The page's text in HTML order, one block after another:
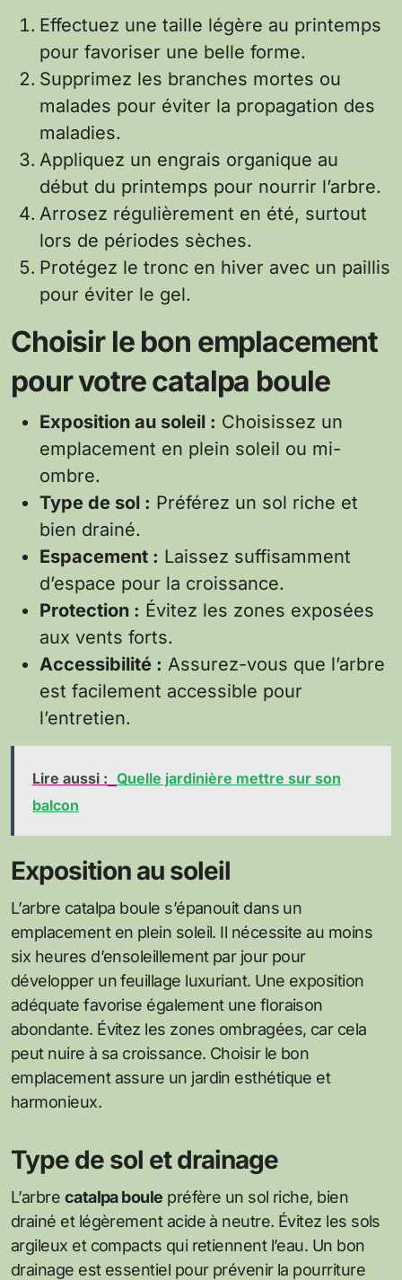
Effectuez une taille légère au printemps
pour favoriser une belle forme.
Supprimez les branches mortes ou
malades pour éviter la propagation des
maladies.
Appliquez un engrais organique au
début du printemps pour nourrir l’arbre.
Arrosez régulièrement en été, surtout
lors de périodes sèches.
Protégez le tronc en hiver avec un paillis
pour éviter le gel.
Choisir le bon emplacement
pour votre catalpa boule
Exposition au soleil : Choisissez un
emplacement en plein soleil ou mi-
ombre.
Type de sol : Préférez un sol riche et
bien drainé.
Espacement : Laissez suffisamment
d’espace pour la croissance.
Protection : Évitez les zones exposées
aux vents forts.
Accessibilité : Assurez-vous que l’arbre
est facilement accessible pour
l’entretien.
Lire aussi : Quelle jardinière mettre sur son
balcon
Exposition au soleil
L’arbre catalpa boule s’épanouit dans un
emplacement en plein soleil. Il nécessite au moins
six heures d’ensoleillement par jour pour
développer un feuillage luxuriant. Une exposition
adéquate favorise également une floraison
abondante. Évitez les zones ombragées, car cela
peut nuire à sa croissance. Choisir le bon
emplacement assure un jardin esthétique et
harmonieux.
Type de sol et drainage
L’arbre catalpa boule préfère un sol riche, bien
drainé et légèrement acide à neutre. Évitez les sols
argileux et compacts qui retiennent l’eau. Un bon
drainage est essentiel pour prévenir la pourriture